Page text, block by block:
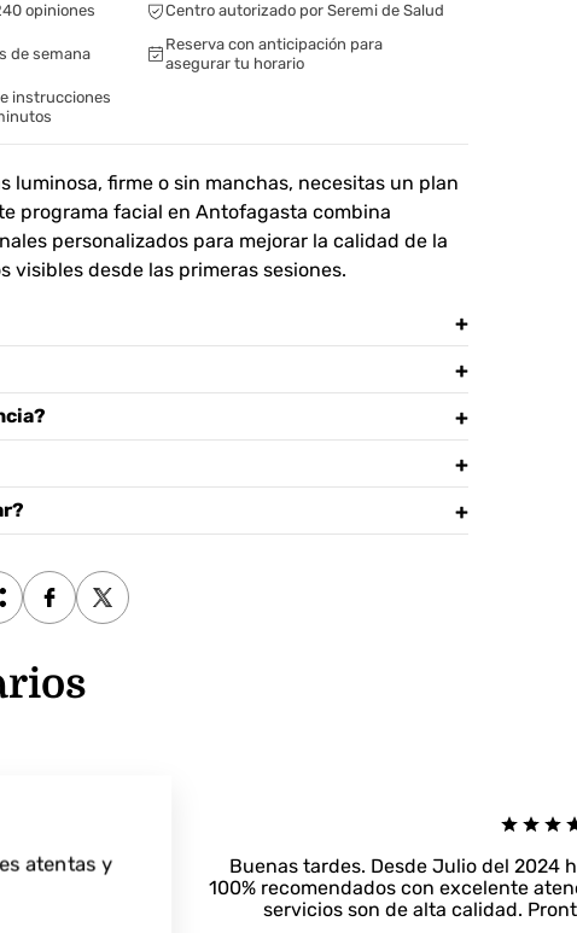
opiniones Centro autorizado por Seremi de Salud
de semana
Reserva con anticipación para
asegurar tu horario
instrucciones
luminosa, firme o sin manchas, necesitas un plan
programa facial en Antofagasta combina
personalizados para mejorar la calidad de la
visibles desde las primeras sesiones.
atentas y
Buenas tardes. Desde Julio del 2024
100% recomendados con excelente
servicios son de alta calidad.